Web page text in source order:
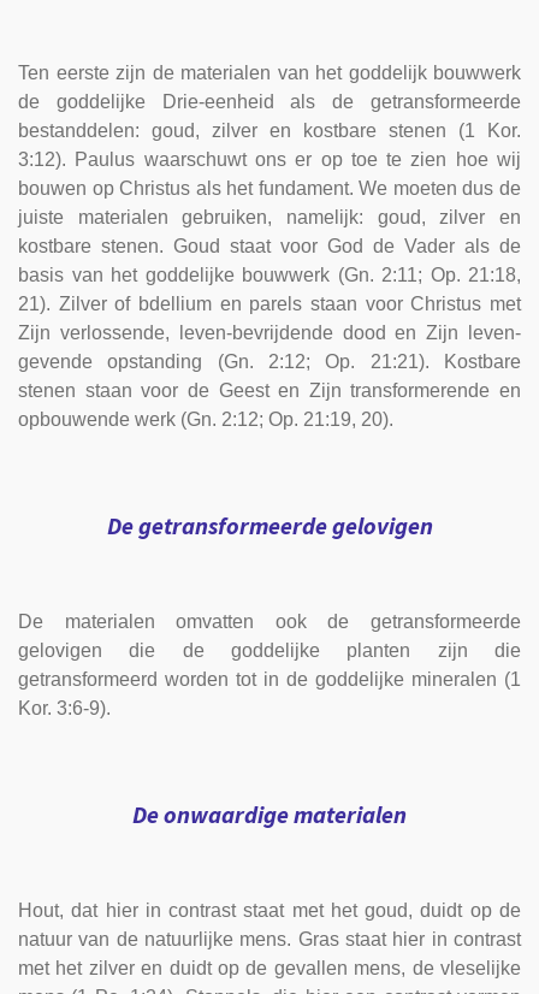
Ten eerste zijn de materialen van het goddelijk bouwwerk
de goddelijke Drie-eenheid als de getransformeerde
bestanddelen: goud, zilver en kostbare stenen (1 Kor.
3:12). Paulus waarschuwt ons er op toe te zien hoe wij
bouwen op Christus als het fundament. We moeten dus de
juiste materialen gebruiken, namelijk: goud, zilver en
kostbare stenen. Goud staat voor God de Vader als de
basis van het goddelijke bouwwerk (Gn. 2:11; Op. 21:18,
21). Zilver of bdellium en parels staan voor Christus met
Zijn verlossende, leven-bevrijdende dood en Zijn leven-
gevende opstanding (Gn. 2:12; Op. 21:21). Kostbare
stenen staan voor de Geest en Zijn transformerende en
opbouwende werk (Gn. 2:12; Op. 21:19, 20).
De getransformeerde gelovigen
De materialen omvatten ook de getransformeerde
gelovigen die de goddelijke planten zijn die
getransformeerd worden tot in de goddelijke mineralen (1
Kor. 3:6-9).
De onwaardige materialen
Hout, dat hier in contrast staat met het goud, duidt op de
natuur van de natuurlijke mens. Gras staat hier in contrast
met het zilver en duidt op de gevallen mens, de vleselijke